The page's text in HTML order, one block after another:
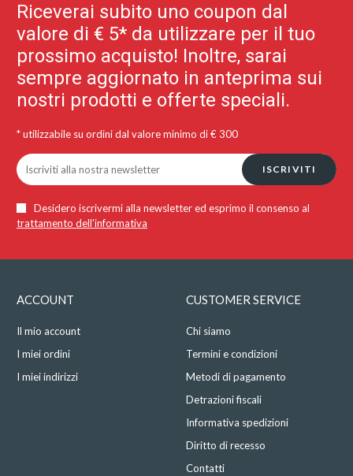
Riceverai subito uno coupon dal
valore di € 5* da utilizzare per il tuo
prossimo acquisto! Inoltre, sarai
sempre aggiornato in anteprima sui
nostri prodotti e offerte speciali.
* utilizzabile su ordini dal valore minimo di € 300
ISCRIVITI
Desidero iscrivermi alla newsletter ed esprimo il consenso al
trattamento dell'informativa
ACCOUNT
Il mio account
I miei ordini
I miei indirizzi
CUSTOMER SERVICE
Chi siamo
Termini e condizioni
Metodi di pagamento
Detrazioni fiscali
Informativa spedizioni
Diritto di recesso
Contatti